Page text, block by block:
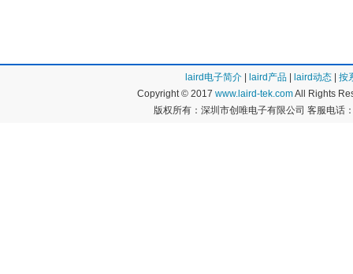
laird电子简介 laird产品 laird动态
按
Copyright © 2017 www.laird-tek.comAll Rights
版权所有：深圳市创唯电子有限公司 客服电话